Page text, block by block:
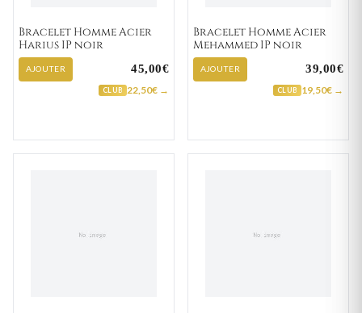
Bracelet Homme Acier
Harius IP noir
AJOUTER 45,00€
CLUB 22,50€ →
Bracelet Homme Acier
Mehammed IP noir
AJOUTER 39,00€
CLUB 19,50€ →